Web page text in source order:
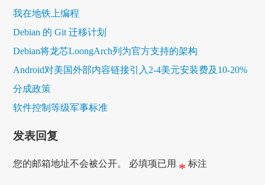
我在地铁上编程
Debian 的 Git 迁移计划
Debian将龙芯LoongArch列为官方支持的架构
Android对美国外部内容链接引入2-4美元安装费及10-20%
分成政策
软件控制等级军事标准
发表回复
您的邮箱地址不会被公开。 必填项已用 * 标注